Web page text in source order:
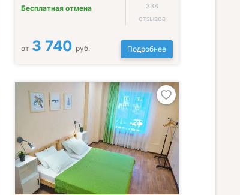
Бесплатная отмена
338
отзывов
от 3 740 руб. Подробнее